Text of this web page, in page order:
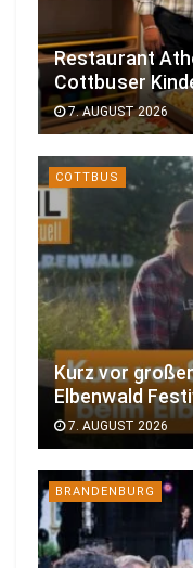
Restaurant
Cottbuser
7. AUGUST 2026
COTTBUS
Kurz vor
Elbenwald
7. AUGUST 2026
BRANDENBURG